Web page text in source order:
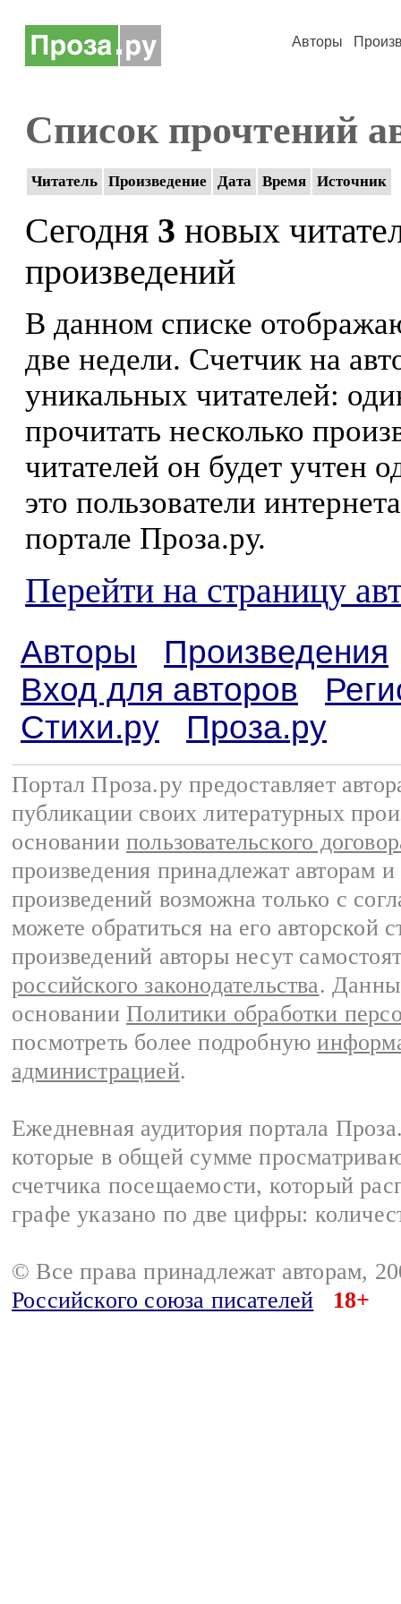
Авторы
Список прочтений
Читатель Произведение Дата Время Источник
Сегодня 3 новых
произведений
В данном списке
две недели. Счетчик на
уникальных читателей:
прочитать несколько
читателей он будет учтен
это пользователи
портале Проза.ру.
Перейти на страницу
Авторы
Произведения
Вход для авторов
Стихи.ру
Проза.ру
Портал Проза.ру предоставляет
публикации своих литературных
основании пользовательского
произведения принадлежат авторам
произведений возможна только с
можете обратиться на его авторской
произведений авторы несут
российского законодательства.
основании Политики обработки
посмотреть более подробную
администрацией.
Ежедневная аудитория портала
которые в общей сумме
счетчика посещаемости, который
графе указано по две цифры:
© Все права принадлежат авторам,
Российского союза писателей
18+